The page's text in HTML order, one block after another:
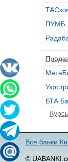
ПУМБ
БТА
Все банки
©